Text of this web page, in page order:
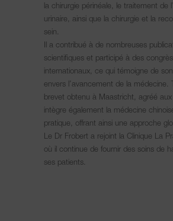
la chirurgie périnéale, le traitement de
urinaire, ainsi que la chirurgie et la
sein.
Il a contribué à de nombreuses
scientifiques et participé à des congrès
internationaux, ce qui témoigne de
envers l’avancement de la médecine.
brevet obtenu à Maastricht, agréé
intègre également la médecine
pratique, offrant ainsi une approche
Le Dr Frobert a rejoint la Clinique La
où il continue de fournir des soins de
ses patients.